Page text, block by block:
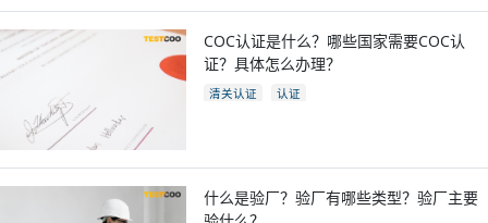
COC认证是什么？哪些国家需要COC认
证？具体怎么办理？
清关认证 认证
什么是验厂？验厂有哪些类型？验厂主要